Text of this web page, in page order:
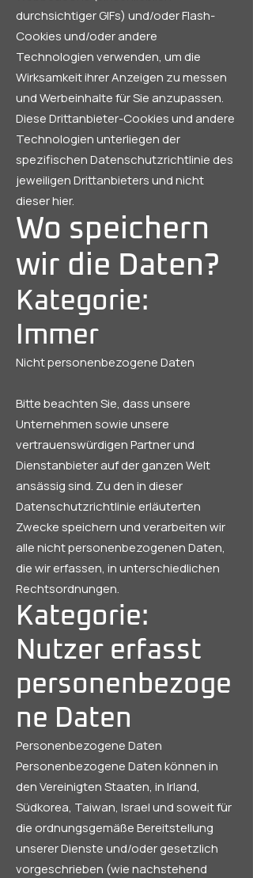
durchsichtiger GIFs) und/oder Flash-
Cookies und/oder andere
Technologien verwenden, um die
Wirksamkeit ihrer Anzeigen zu messen
und Werbeinhalte für Sie anzupassen.
Diese Drittanbieter-Cookies und andere
Technologien unterliegen der
spezifischen Datenschutzrichtlinie des
jeweiligen Drittanbieters und nicht
dieser hier.
Wo speichern
wir die Daten?
Kategorie:
Immer
Nicht personenbezogene Daten
Bitte beachten Sie, dass unsere
Unternehmen sowie unsere
vertrauenswürdigen Partner und
Dienstanbieter auf der ganzen Welt
ansässig sind. Zu den in dieser
Datenschutzrichtlinie erläuterten
Zwecke speichern und verarbeiten wir
alle nicht personenbezogenen Daten,
die wir erfassen, in unterschiedlichen
Rechtsordnungen.
Kategorie:
Nutzer erfasst
personenbezoge
ne Daten
Personenbezogene Daten
Personenbezogene Daten können in
den Vereinigten Staaten, in Irland,
Südkorea, Taiwan, Israel und soweit für
die ordnungsgemäße Bereitstellung
unserer Dienste und/oder gesetzlich
vorgeschrieben (wie nachstehend